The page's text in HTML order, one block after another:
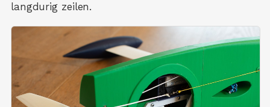
langdurig zeilen.